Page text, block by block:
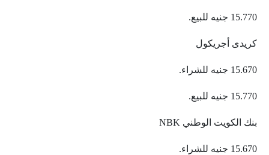
15.770 جنيه للبيع.
كريدى أجريكول
15.670 جنيه للشراء.
15.770 جنيه للبيع.
بنك الكويت الوطني NBK
15.670 جنيه للشراء.